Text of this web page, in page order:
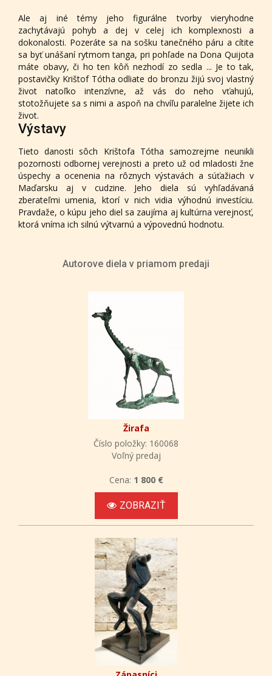
Ale aj iné témy jeho figurálne tvorby vieryhodne
zachytávajú pohyb a dej v celej ich komplexnosti a
dokonalosti. Pozeráte sa na sošku tanečného páru a cítite
sa byť unášaní rytmom tanga, pri pohľade na Dona Quijota
máte obavy, či ho ten kôň nezhodí zo sedla ... Je to tak,
postavičky Krištof Tótha odliate do bronzu žijú svoj vlastný
život natoľko intenzívne, až vás do neho vťahujú,
stotožňujete sa s nimi a aspoň na chvíľu paralelne žijete ich
život.
Výstavy
Tieto danosti sôch Krištofa Tótha samozrejme neunikli
pozornosti odbornej verejnosti a preto už od mladosti žne
úspechy a ocenenia na rôznych výstavách a súťažiach v
Maďarsku aj v cudzine. Jeho diela sú vyhľadávaná
zberateľmi umenia, ktorí v nich vidia výhodnú investíciu.
Pravdaže, o kúpu jeho diel sa zaujíma aj kultúrna verejnosť,
ktorá vníma ich silnú výtvarnú a výpovednú hodnotu.
Autorove diela v priamom predaji
Žirafa
Číslo položky: 160068
Voľný predaj
Cena: 1 800 €
ZOBRAZIŤ